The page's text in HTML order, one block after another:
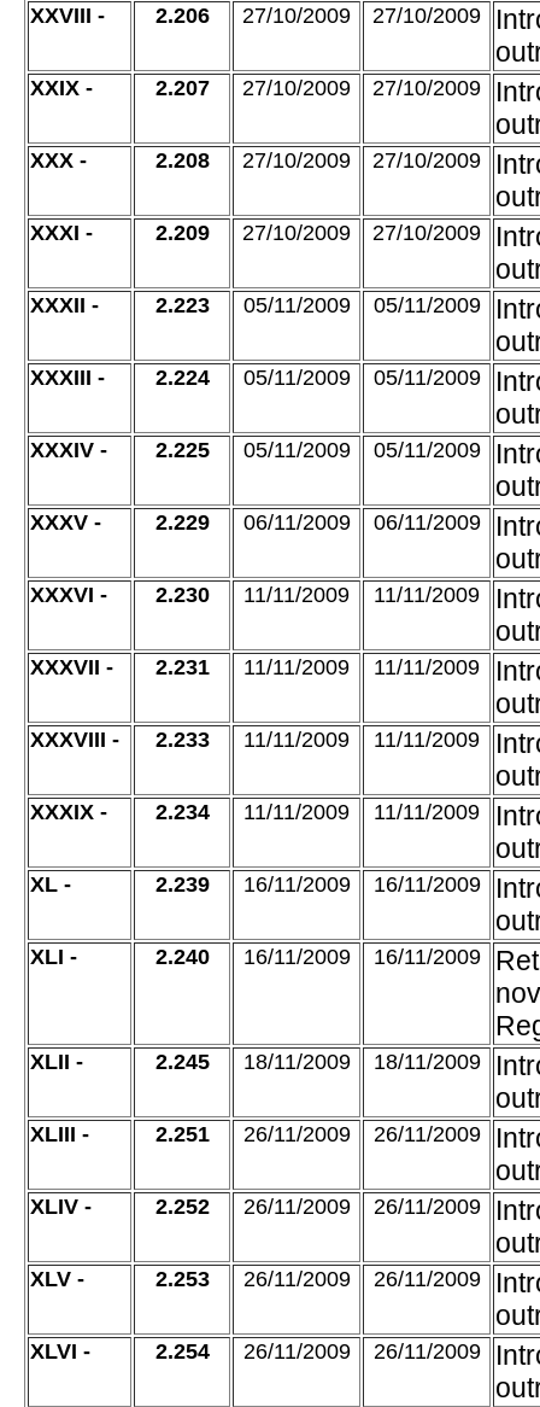
XXVIII - 2.206 27/10/2009 27/10/2009
XXIX - 2.207 27/10/2009 27/10/2009
XXX - 2.208 27/10/2009 27/10/2009
XXXI - 2.209 27/10/2009 27/10/2009
XXXII - 2.223 05/11/2009 05/11/2009
XXXIII - 2.224 05/11/2009 05/11/2009
XXXIV - 2.225 05/11/2009 05/11/2009
XXXV - 2.229 06/11/2009 06/11/2009
XXXVI - 2.230 11/11/2009 11/11/2009
XXXVII - 2.231 11/11/2009 11/11/2009
XXXVIII - 2.233 11/11/2009 11/11/2009
XXXIX - 2.234 11/11/2009 11/11/2009
XL - 2.239 16/11/2009 16/11/2009
XLI - 2.240 16/11/2009 16/11/2009
XLII - 2.245 18/11/2009 18/11/2009
XLIII - 2.251 26/11/2009 26/11/2009
XLIV - 2.252 26/11/2009 26/11/2009
XLV - 2.253 26/11/2009 26/11/2009
XLVI - 2.254 26/11/2009 26/11/2009